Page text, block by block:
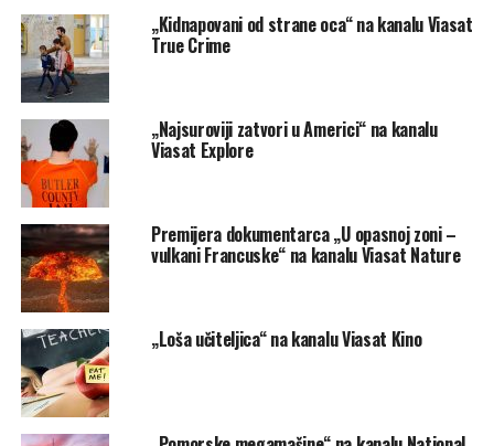
„Kidnapovani od strane oca“ na kanalu Viasat
True Crime
„Najsuroviji zatvori u Americi“ na kanalu
Viasat Explore
Premijera dokumentarca „U opasnoj zoni –
vulkani Francuske“ na kanalu Viasat Nature
„Loša učiteljica“ na kanalu Viasat Kino